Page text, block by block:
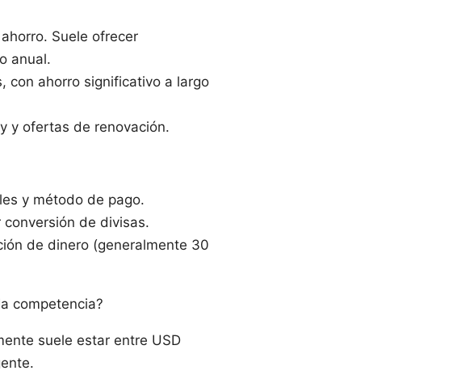
Suele ofrecer
anual.
con ahorro significativo a largo
y ofertas de renovación.
y método de pago.
de divisas.
de dinero (generalmente 30
competencia?
suele estar entre USD